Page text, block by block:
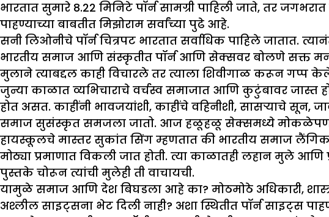
भारतात सुमारे 8.22 मिनिटे पॉर्न सामग्री पाहिली जाते, तर
पाहण्याच्या बाबतीत मिझोराम सर्वांच्या पुढे आहे.
सनी लिओनीचे पॉर्न चित्रपट भारतात सर्वाधिक पाहिले जातात.
भारतीय समाज आणि संस्कृतीत पॉर्न आणि सेक्सवर बोलणे सक्त
मुलाने त्याबद्दल काही विचारले तर त्याला शिवीगाळ करून गप्प
जुन्या काळात व्यभिचाराचे वर्चस्व समाजात आणि कुटुंबावर
होत असत. काहींनी भावजयांशी, काहींचे वहिनीशी, सासऱ्याचे
समाज सुसंस्कृत समजला जातो. आज हळूहळू सेक्समध्ये
हायस्कूलचे मास्तर सुकांत सिंग म्हणतात की भारतीय समाज
मोठ्या प्रमाणात विकली जात होती. त्या काळातही लहान मुले
पुस्तके चोरून त्यांची मुलेही ती वाचायची.
यामुळे समाज आणि देश बिघडला आहे का? मोठमोठे अधिकारी,
अश्लील साइट्सना भेट दिली नाही? अशा स्थितीत पॉर्न साइट्स